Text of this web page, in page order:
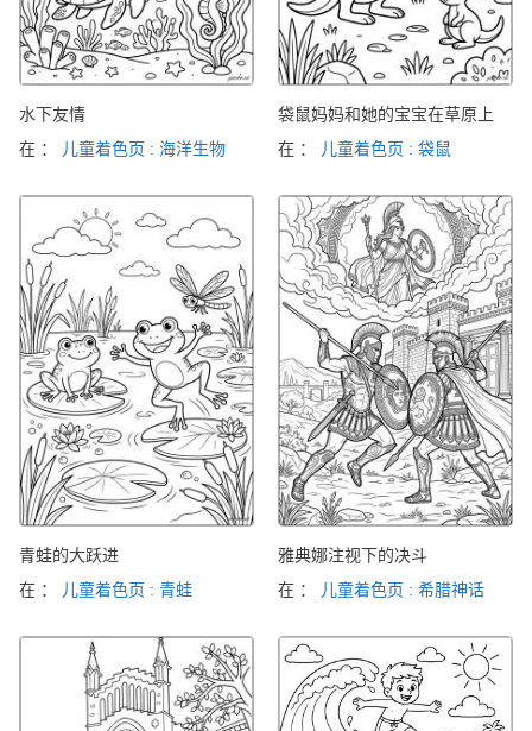
水下友情
在 ：
儿童着色页 : 海洋生物
袋鼠妈妈和她的宝宝在草原上
在 ：
儿童着色页 : 袋鼠
青蛙的大跃进
在 ：
儿童着色页 : 青蛙
雅典娜注视下的决斗
在 ：
儿童着色页 : 希腊神话